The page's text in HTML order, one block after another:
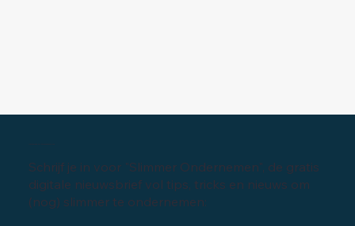
Schrijf je in voor "Slimmer Ondernemen", de gratis
digitale nieuwsbrief vol tips, tricks en nieuws om
(nog) slimmer te ondernemen: